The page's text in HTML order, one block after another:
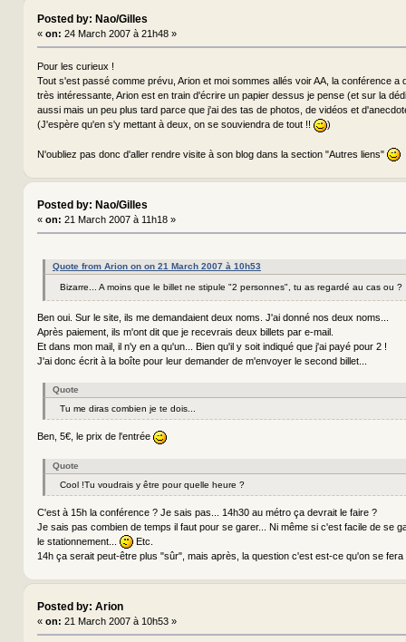
Posted by: Nao/Gilles
« on: 24 March 2007 à 21h48 »
Pour les curieux !
Tout s'est passé comme prévu, Arion et moi sommes allés voir AA, la conférence a
très intéressante, Arion est en train d'écrire un papier dessus je pense (et sur la
aussi mais un peu plus tard parce que j'ai des tas de photos, de vidéos et
(J'espère qu'en s'y mettant à deux, on se souviendra de tout !!
)
N'oubliez pas donc d'aller rendre visite à son blog dans la section "Autres liens"
Posted by: Nao/Gilles
« on: 21 March 2007 à 11h18 »
Quote from Arion on on 21 March 2007 à 10h53
Bizarre... A moins que le billet ne stipule "2 personnes", tu as regardé au cas ou
Ben oui. Sur le site, ils me demandaient deux noms. J'ai donné nos deux noms...
Après paiement, ils m'ont dit que je recevrais deux billets par e-mail.
Et dans mon mail, il n'y en a qu'un... Bien qu'il y soit indiqué que j'ai payé pour 2 !
J'ai donc écrit à la boîte pour leur demander de m'envoyer le second billet...
Quote
Tu me diras combien je te dois...
Ben, 5€, le prix de l'entrée
Quote
Cool !Tu voudrais y être pour quelle heure ?
C'est à 15h la conférence ? Je sais pas... 14h30 au métro ça devrait le faire ?
Je sais pas combien de temps il faut pour se garer... Ni même si c'est facile de se
le stationnement...
Etc.
14h ça serait peut-être plus "sûr", mais après, la question c'est est-ce qu'on se
Posted by: Arion
« on: 21 March 2007 à 10h53 »